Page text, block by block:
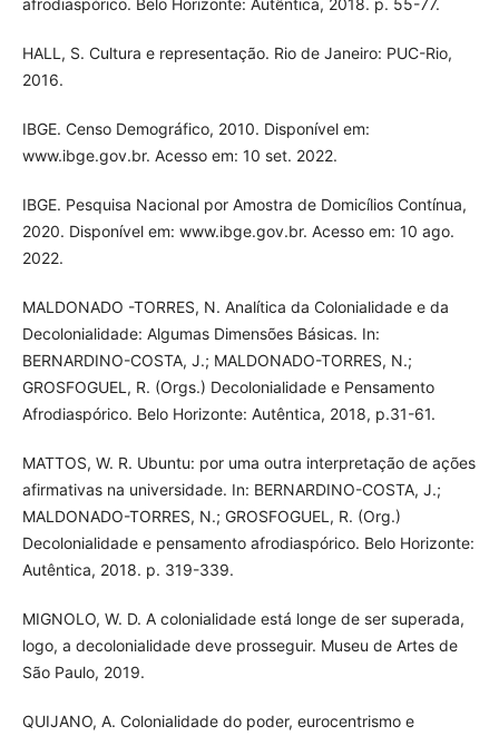
afrodiaspórico. Belo Horizonte: Autêntica, 2018. p. 55-77.
HALL, S. Cultura e representação. Rio de Janeiro: PUC-Rio,
2016.
IBGE. Censo Demográfico, 2010. Disponível em:
www.ibge.gov.br. Acesso em: 10 set. 2022.
IBGE. Pesquisa Nacional por Amostra de Domicílios Contínua,
2020. Disponível em: www.ibge.gov.br. Acesso em: 10 ago.
2022.
MALDONADO -TORRES, N. Analítica da Colonialidade e da
Decolonialidade: Algumas Dimensões Básicas. In:
BERNARDINO-COSTA, J.; MALDONADO-TORRES, N.;
GROSFOGUEL, R. (Orgs.) Decolonialidade e Pensamento
Afrodiaspórico. Belo Horizonte: Autêntica, 2018, p.31-61.
MATTOS, W. R. Ubuntu: por uma outra interpretação de ações
afirmativas na universidade. In: BERNARDINO-COSTA, J.;
MALDONADO-TORRES, N.; GROSFOGUEL, R. (Org.)
Decolonialidade e pensamento afrodiaspórico. Belo Horizonte:
Autêntica, 2018. p. 319-339.
MIGNOLO, W. D. A colonialidade está longe de ser superada,
logo, a decolonialidade deve prosseguir. Museu de Artes de
São Paulo, 2019.
QUIJANO, A. Colonialidade do poder, eurocentrismo e